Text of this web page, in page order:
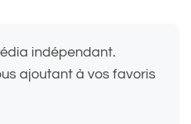
indépendant.
ajoutant à vos favoris